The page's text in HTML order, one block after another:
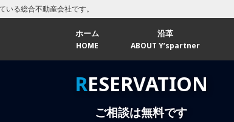
る総合不動産会社です。
ホーム
HOME
沿革
ABOUT Y’spartner
RESERVATION
ご相談は無料です